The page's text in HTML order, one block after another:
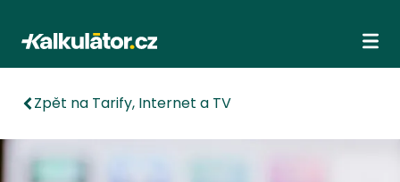
Kalkulátor.cz
Zpět na Tarify, Internet a TV